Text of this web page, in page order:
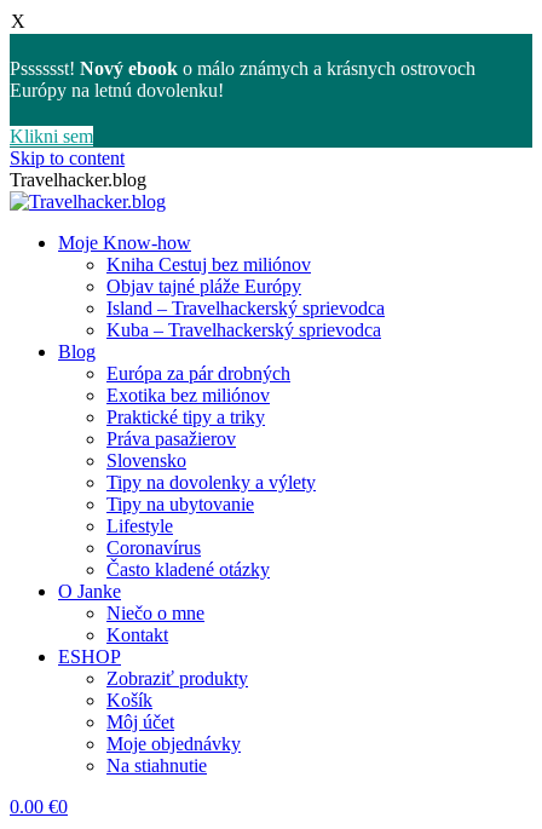
X
Psssssst! Nový ebook o málo známych a krásnych ostrovoch
Európy na letnú dovolenku!
Klikni sem
Skip to content
Travelhacker.blog
Moje Know-how
Kniha Cestuj bez miliónov
Objav tajné pláže Európy
Island – Travelhackerský sprievodca
Kuba – Travelhackerský sprievodca
Blog
Európa za pár drobných
Exotika bez miliónov
Praktické tipy a triky
Práva pasažierov
Slovensko
Tipy na dovolenky a výlety
Tipy na ubytovanie
Lifestyle
Coronavírus
Často kladené otázky
O Janke
Niečo o mne
Kontakt
ESHOP
Zobraziť produkty
Košík
Môj účet
Moje objednávky
Na stiahnutie
0.00 €0